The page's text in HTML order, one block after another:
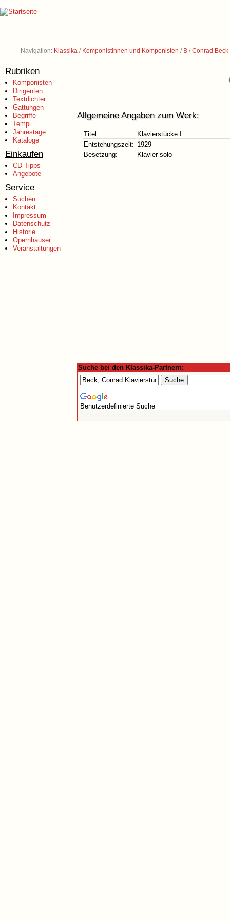
Navigation: Klassika / Komponistinnen und Komponisten / B /Conrad
Rubriken
Komponisten
Dirigenten
Textdichter
Gattungen
Begriffe
Tempi
Jahrestage
Kataloge
Einkaufen
CD-Tipps
Angebote
Service
Suchen
Kontakt
Impressum
Datenschutz
Historie
Opernhäuser
Veranstaltungen
Allgemeine Angaben zum Werk:
Titel:
Klavierstücke I
Entstehungszeit: 1929
Besetzung:
Klavier solo
Suche bei den Klassika-Partnern:
Benutzerdefinierte Suche